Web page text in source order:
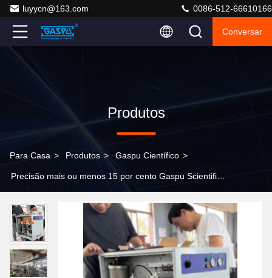
luyycn@163.com 0086-512-66610166
Conversar
Produtos
Para Casa > Produtos > Gaspu Científico >
Precisão mais ou menos 15 por cento Gaspu Scientific
Recarregável para Científico